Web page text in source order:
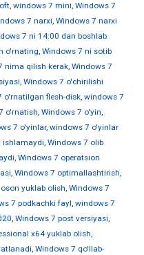
, windows 7 mini, Windows 7
7 narxi, Windows 7 narxi
7 ni 14:00 dan boshlab
o'rnating, Windows 7 ni sotib
nima qilish kerak, Windows 7
, Windows 7 o'chirilishi
o'rnatilgan flesh-disk, windows 7
o'rnatish, Windows 7 o'yin,
7 o'yinlar, windows 7 o'yinlar
ishlamaydi, Windows 7 olib
, Windows 7 operatsion
, Windows 7 optimallashtirish,
yuklab olish, Windows 7
7 podkachki fayl, windows 7
, Windows 7 post versiyasi,
x64 yuklab olish,
, Windows 7 qo'llab-